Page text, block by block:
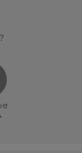
せ